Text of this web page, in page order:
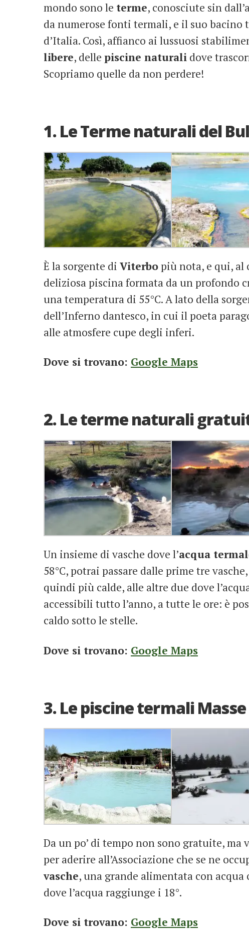
mondo sono le terme, conosciute sin
da numerose fonti termali, e il suo
d’Italia. Così, affianco ai lussuosi
libere, delle piscine naturali dove
Scopriamo quelle da non perdere!
1. Le Terme naturali del
È la sorgente di Viterbopiù nota, e qui, al
deliziosa piscina formata da un profondo
una temperatura di 55°C. A lato della
dell’Inferno dantesco, in cui il poeta
alle atmosfere cupe degli inferi.
Dove si trovano: Google Maps
2. Le terme naturali
Un insieme di vasche dove l’acqua
58°C, potrai passare dalle prime tre
quindi più calde, alle altre due dove
accessibili tutto l’anno, a tutte le ore: è
caldo sotto le stelle.
Dove si trovano: Google Maps
3. Le piscine termali Masse
Da un po’ di tempo non sono gratuite, ma
per aderire all’Associazione che se ne
vasche, una grande alimentata con
dove l’acqua raggiunge i 18°.
Dove si trovano: Google Maps